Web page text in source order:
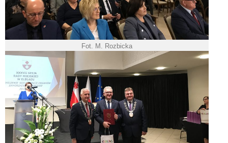
Fot. M. Rozbicka